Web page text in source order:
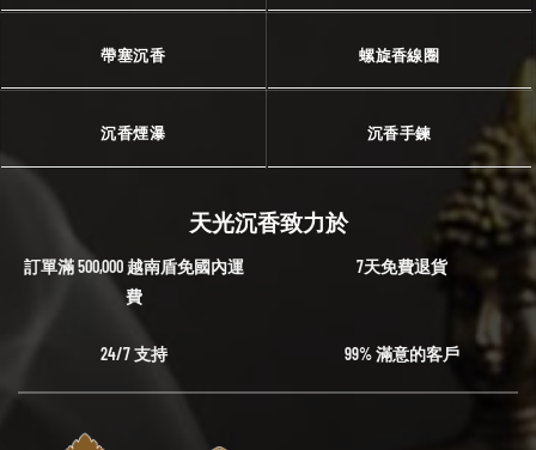
帶塞沉香 螺旋香線圈
沉香煙瀑 沉香手鍊
天光沉香致力於
訂單滿 500,000 越南盾免國內運
費
7天免費退貨
24/7 支持 99% 滿意的客戶